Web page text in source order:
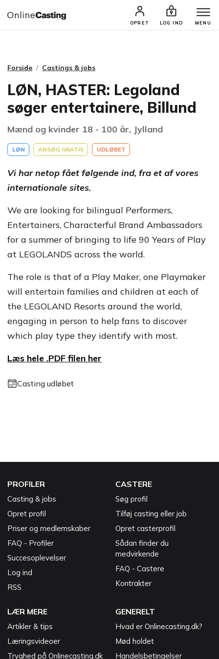
OPRET LOG IND MENU
CASTINGS & JOBS SØG PROFIL
Forside Castings & jobs
LØN, HASTER: Legoland
søger entertainere, Billund
Mænd og kvinder 18 - 100 år, Jylland
LØN ANSØG GRATIS UDLØBET
Vi har netop fået følgende ind, fra et af vores
internationale sites.
We are looking for bilingual Performers,
Entertainers, Characterful Brand Ambassadors
for a summer of bringing to life 90 Years of Play
at LEGOLANDS across the world.
The role is that of a Play Maker, one Playmaker
will entertain families and children at each of
the LEGOLAND Resorts around the world,
engaging in person to help fans to discover
which play type they identify with most.
Læs hele .PDF filen her
Casting udløbet
PROFILER
Casting & jobs
Opret profil
Priser og medlemskaber
FAQ - Profiler
Succesoplevelser
Log ind
RSS
CASTERE
Søg profil
Tilføj casting eller job
Opret casterprofil
Sådan finder du
medvirkende
FAQ - Castere
Kontrakter
LÆR MERE
Artikler & tips
Læringsvideoer
Tryghed på Onlinecasting.dk
GENERELT
Hvad er Onlinecasting.dk?
Mød holdet
Handelsbetingelser